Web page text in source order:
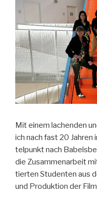
Mit einem lachen­den
ich nach fast 20
telpunkt nach
die Zusam­me­nar­beit
tierten Stu­den­ten aus
und Pro­duk­tion der